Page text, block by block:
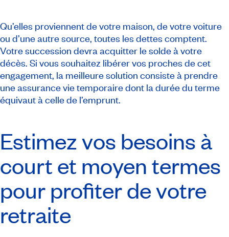
Qu’elles proviennent de votre maison, de votre voiture
ou d’une autre source, toutes les dettes comptent.
Votre succession devra acquitter le solde à votre
décès. Si vous souhaitez libérer vos proches de cet
engagement, la meilleure solution consiste à prendre
une assurance vie temporaire dont la durée du terme
équivaut à celle de l’emprunt.
Estimez vos besoins à
court et moyen termes
pour profiter de votre
retraite